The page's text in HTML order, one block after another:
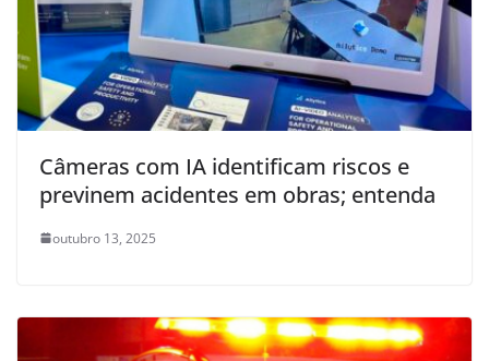
Câmeras com IA identificam riscos e
previnem acidentes em obras; entenda
outubro 13, 2025